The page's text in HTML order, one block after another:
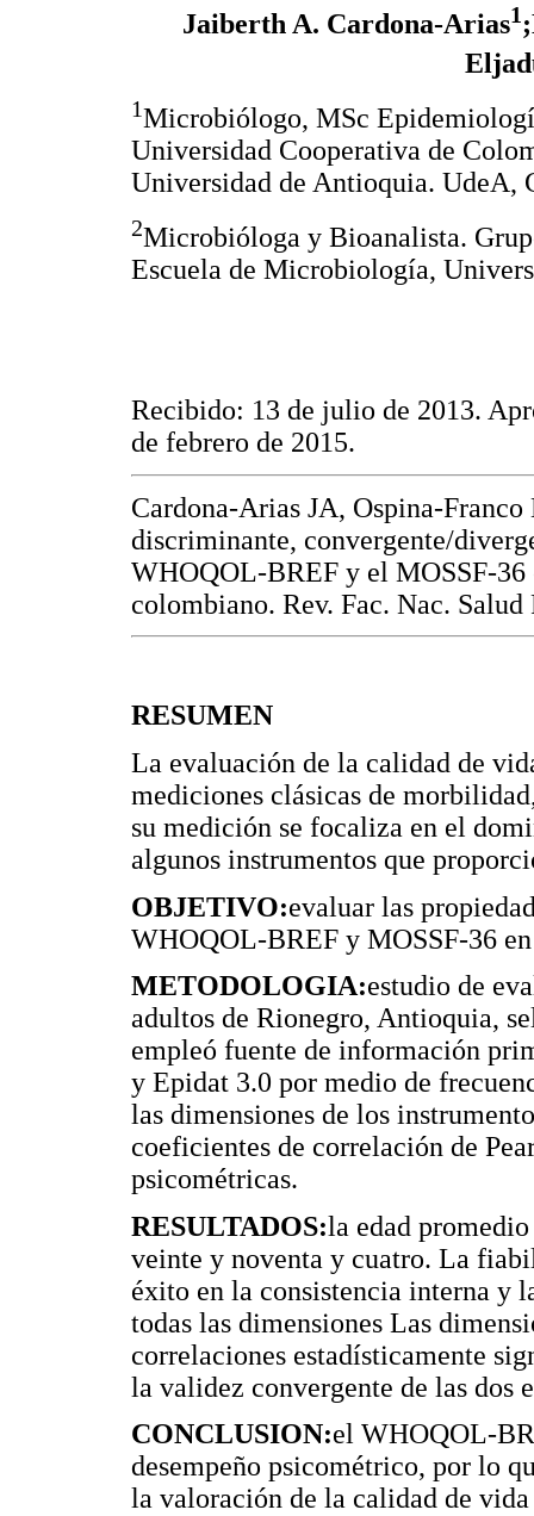
Jaiberth A. Cardona-Arias1
1Microbiólogo, MSc
Universidad Cooperativa de
Universidad de Antioquia. UdeA,
2Microbióloga y Bioanalista.
Escuela de Microbiología,
Recibido: 13 de julio de 2013.
de febrero de 2015.
Cardona-Arias JA, Ospina-
discriminante, convergente/
WHOQOL-BREF y el MOSSF-36
colombiano. Rev. Fac. Nac.
RESUMEN
La evaluación de la calidad de
mediciones clásicas de
su medición se focaliza en el
algunos instrumentos que
OBJETIVO:evaluar las
WHOQOL-BREF y MOSSF-36
METODOLOGIA:estudio de
adultos de Rionegro, Antioquia,
empleó fuente de información
y Epidat 3.0 por medio de
las dimensiones de los
coeficientes de correlación de
psicométricas.
RESULTADOS:la edad
veinte y noventa y cuatro. La
éxito en la consistencia interna y
todas las dimensiones Las
correlaciones estadísticamente
la validez convergente de las dos
CONCLUSION:el WHOQOL-
desempeño psicométrico, por lo
la valoración de la calidad de